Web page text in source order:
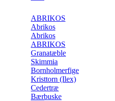
ABRIKOS
Abrikos
Abrikos
ABRIKOS
Granatæble
Skimmia
Bornholmerfige
Kristtorn (Ilex)
Cedertræ
Bærbuske